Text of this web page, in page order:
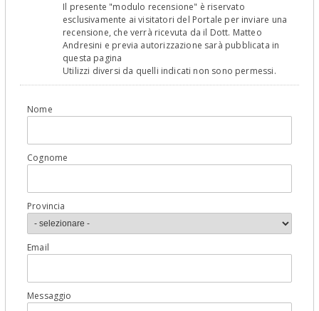
Il presente "modulo recensione" è riservato
esclusivamente ai visitatori del Portale per inviare una
recensione, che verrà ricevuta da il Dott. Matteo
Andresini e previa autorizzazione sarà pubblicata in
questa pagina
Utilizzi diversi da quelli indicati non sono permessi.
Nome
Cognome
Provincia
Email
Messaggio